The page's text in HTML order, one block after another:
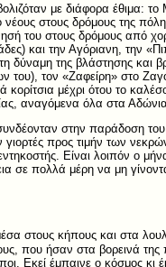
με διάφορα έθιμα:
νέους στους δρόμους της
του στους δρόμους από
και την Αγόριανη, την
δύναμη της βλάστησης και
του), τον «Ζαφείρη» στο
μέχρι ότου το
αναγόμενα όλα στα
στην παράδοση
προς τιμήν των
Είναι λοιπόν ο
σε πολλά μέρη να μη
στους κήπους και στα
που ήσαν στα βορεινά
Eκεί έμπαινε ο κόσμος